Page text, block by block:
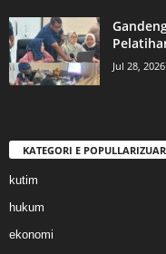
Jul 28, 2026
KATEGORI E POPULLARIZUAR
kutim
hukum
ekonomi